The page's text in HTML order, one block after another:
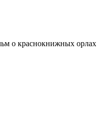
о краснокнижных орлах